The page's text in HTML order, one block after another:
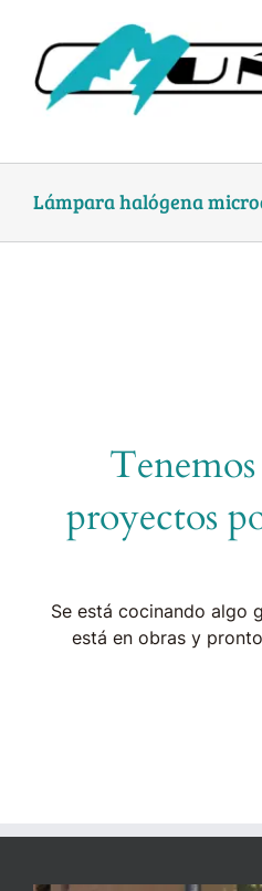
content
Lámpara halógena
proyectos
Se está cocinando algo
está en obras y